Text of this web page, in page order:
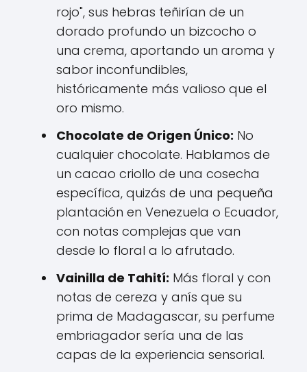
rojo", sus hebras teñirían de un
dorado profundo un bizcocho o
una crema, aportando un aroma y
sabor inconfundibles,
históricamente más valioso que el
oro mismo.
Chocolate de Origen Único: No
cualquier chocolate. Hablamos de
un cacao criollo de una cosecha
específica, quizás de una pequeña
plantación en Venezuela o Ecuador,
con notas complejas que van
desde lo floral a lo afrutado.
Vainilla de Tahití: Más floral y con
notas de cereza y anís que su
prima de Madagascar, su perfume
embriagador sería una de las
capas de la experiencia sensorial.